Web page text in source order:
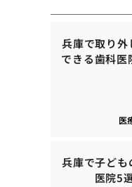
兵庫で取り外
できる歯科
医
兵庫で子ども
医院5